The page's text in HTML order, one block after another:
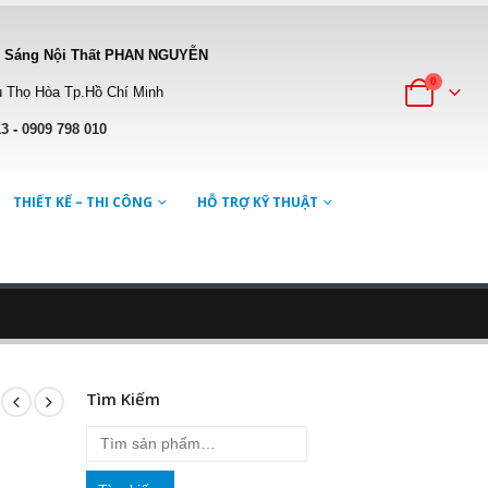
Nội Thất PHAN NGUYỄN
Hòa Tp.Hồ Chí Minh
-0909 798 010
0
THIẾT KẾ – THI CÔNG HỖ TRỢ KỸ THUẬT
Tìm Kiếm